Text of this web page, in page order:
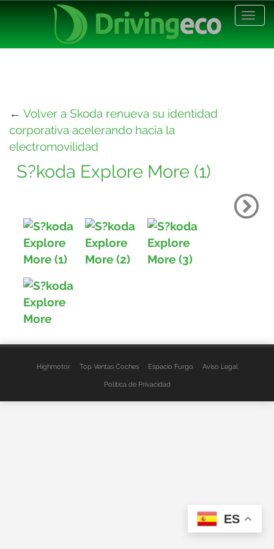
← Volver a Skoda renueva su identidad
corporativa acelerando hacia la
electromovilidad
S?koda Explore More (1)
Highmotor Top Ventas Coches Espacio Furgo Aviso Legal
Política de Privacidad
ES